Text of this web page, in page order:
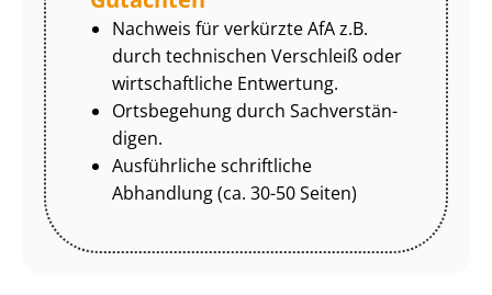
Nachweis für verkürzte AfA z.B.
durch technischen Verschleiß oder
wirtschaftliche Entwertung.
Ortsbegehung durch Sach­ver­stän­
di­gen.
Ausführliche schriftliche
Abhandlung (ca. 30-50 Seiten)